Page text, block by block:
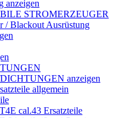
anzeigen
STROMERZEUGER
/ Blackout Ausrüstung
anzeigen
allgemein
cal.43 Ersatzteile